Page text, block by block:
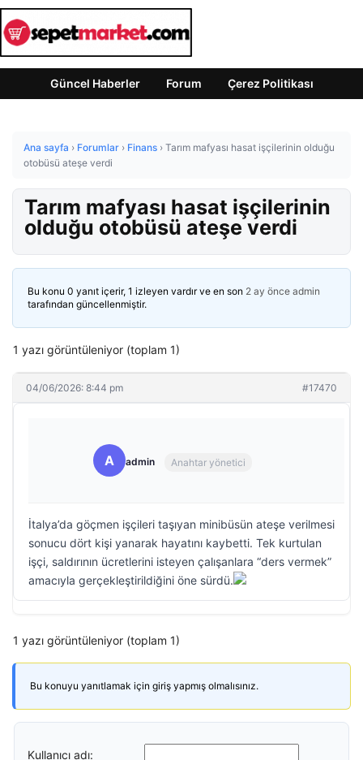
Güncel Haberler Forum Çerez Politikası
Ana sayfa › Forumlar › Finans › Tarım mafyası hasat işçilerinin olduğu
otobüsü ateşe verdi
Tarım mafyası hasat işçilerinin
olduğu otobüsü ateşe verdi
Bu konu 0 yanıt içerir, 1 izleyen vardır ve en son 2 ay önce admin
tarafından güncellenmiştir.
1 yazı görüntüleniyor (toplam 1)
04/06/2026: 8:44 pm #17470
A admin Anahtar yönetici
İtalya’da göçmen işçileri taşıyan minibüsün ateşe verilmesi
sonucu dört kişi yanarak hayatını kaybetti. Tek kurtulan
işçi, saldırının ücretlerini isteyen çalışanlara “ders vermek”
amacıyla gerçekleştirildiğini öne sürdü.
1 yazı görüntüleniyor (toplam 1)
Bu konuyu yanıtlamak için giriş yapmış olmalısınız.
Kullanıcı adı: